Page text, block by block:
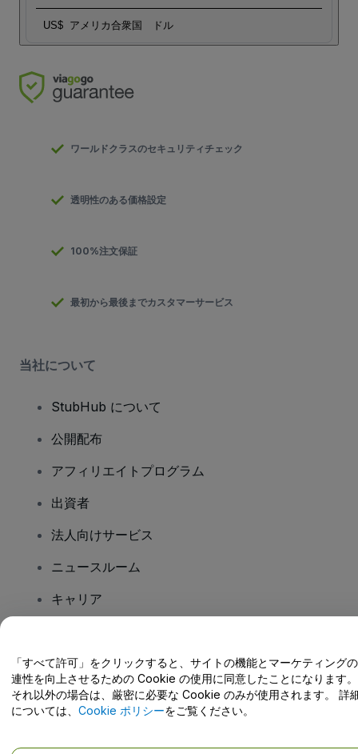
US$ アメリカ合衆国 ドル
ワールドクラスのセキュリティチェック
透明性のある価格設定
100%注文保証
最初から最後までカスタマーサービス
当社について
StubHub について
公開配布
アフィリエイトプログラム
出資者
法人向けサービス
ニュースルーム
キャリア
ご質問はありますか?
ヘルプセンター / こちらまでご連絡下さい
「すべて許可」をクリックすると、サイトの機能とマーケティング
連性を向上させるための Cookie の使用に同意したことになります。
それ以外の場合は、厳密に必要な Cookie のみが使用されます。 詳
については、 Cookie ポリシーをご覧ください。